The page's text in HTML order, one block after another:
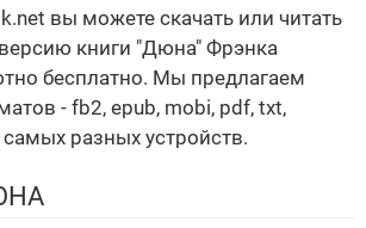
вы можете скачать или читать
книги "Дюна" Фрэнка
бесплатно. Мы предлагаем
- fb2, epub, mobi, pdf, txt,
разных устройств.